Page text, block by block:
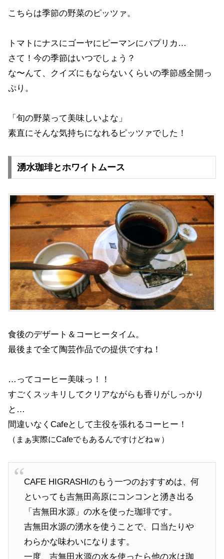
こちらは季節の野菜のピッツァ。
トマトにナスにゴーヤにピーマンにパプリカ…
さて！今の季節はいつでしょう？
な〜んて、クイズにもならないくらいの季節感全開っ
ぷり。
「旬の野菜って美味しいよな」
素直にそんな気持ちになれるピッツァでした！
湧水珈琲とホワイトムース
食後のデザート＆コーヒータイム。
最後まで全て陶芸作品での提供ですね！
…ってコーヒー美味っ！！
すごくスッキリしてクリアながらも香りがしっかり
と…
間違いなくCafeとして主役を張れるコーヒー！
（まぁ実際にCafeでもあるんですけどねｗ）
CAFE HIGRASHIのもう一つのおすすめは、何
といっても吉無田高原にコンコンと湧き出る
「吉無田水源」の水を使った珈琲です。
吉無田水源の湧水を使うことで、口当たりや
わらかな味わいになります。
一度、吉無田水源の水を使ったら他の水は珈